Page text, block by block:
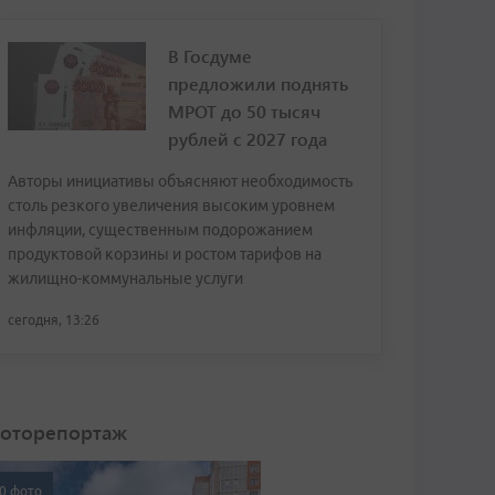
В Госдуме
предложили поднять
МРОТ до 50 тысяч
рублей с 2027 года
Авторы инициативы объясняют необходимость
столь резкого увеличения высоким уровнем
инфляции, существенным подорожанием
продуктовой корзины и ростом тарифов на
жилищно-коммунальные услуги
сегодня, 13:26
фото